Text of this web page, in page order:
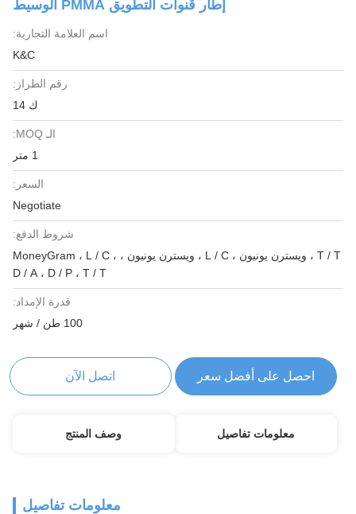
إطار قنوات التطويق PMMA الوسيط
اسم العلامة التجارية:
K&C
رقم الطراز:
ك 14
الـ MOQ:
السعر:
Negotiate
شروط الدفع:
T / T ، ويسترن يونيون ، L / C ، ويسترن يونيون ، MoneyGram ، L / C ،
D / A ، D / P ، T / T
قدرة الإمداد:
100 طن / شهر
احصل على أفضل سعر اتصل الآن
معلومات تفاصيل وصف المنتج
معلومات تفاصيل